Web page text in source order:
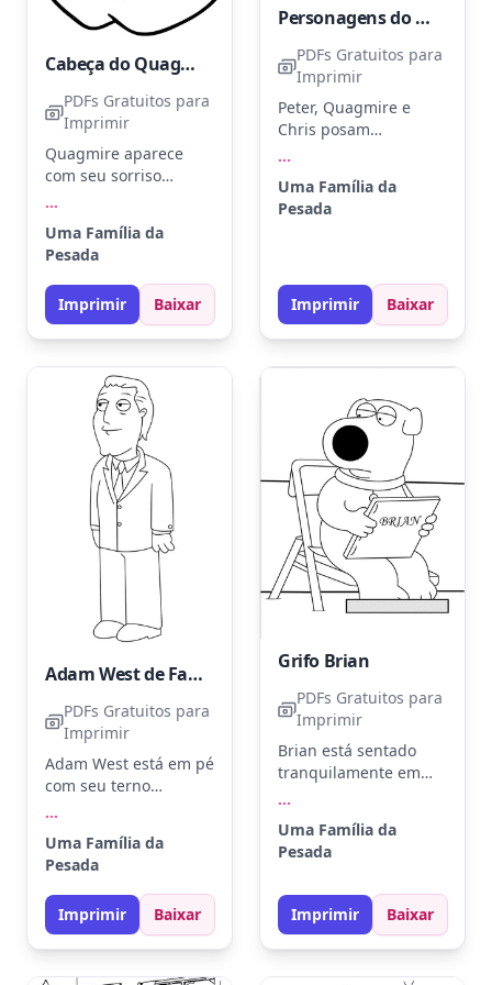
Cabeça do Quagmire
PDFs Gratuitos para
Imprimir
Quagmire aparece
com seu sorriso
Use cores como azul
marinho para o cabelo
e bege para a pele.
Para um toque
especial, adicione um
destaque seu humor
exuberante.
...
Uma Família da
Pesada
Imprimir Baixar
Personagens do programa Family Guy
PDFs Gratuitos para
Imprimir
Peter, Quagmire e
Chris posam
Família da Pesada. Dê
vida a cada
vermelho para suas
roupas. Experimente
adicionar sombras
mais realista.
...
Uma Família da
Pesada
Imprimir Baixar
Adam West de Family Guy
PDFs Gratuitos para
Imprimir
Adam West está em pé
com seu terno
e azul-marinho para o
terno e um tom de
pele claro para o
rosto. Experimente
usar lápis de cor para
...
Uma Família da
Pesada
Imprimir Baixar
Grifo Brian
PDFs Gratuitos para
Imprimir
Brian está sentado
tranquilamente em
com o próprio nome
na capa. Use cores
seu pelo e marrom
para o livro. Tente
adicionar sombras
...
Uma Família da
Pesada
Imprimir Baixar